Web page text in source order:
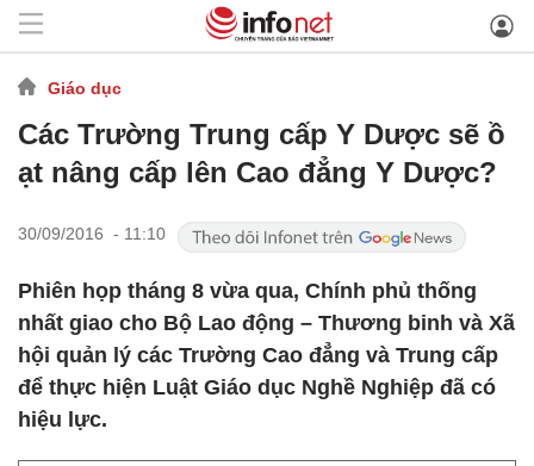
Giáo dục
Các Trường Trung cấp Y Dược sẽ ồ
ạt nâng cấp lên Cao đẳng Y Dược?
30/09/2016 - 11:10
Phiên họp tháng 8 vừa qua, Chính phủ thống
nhất giao cho Bộ Lao động – Thương binh và Xã
hội quản lý các Trường Cao đẳng và Trung cấp
để thực hiện Luật Giáo dục Nghề Nghiệp đã có
hiệu lực.